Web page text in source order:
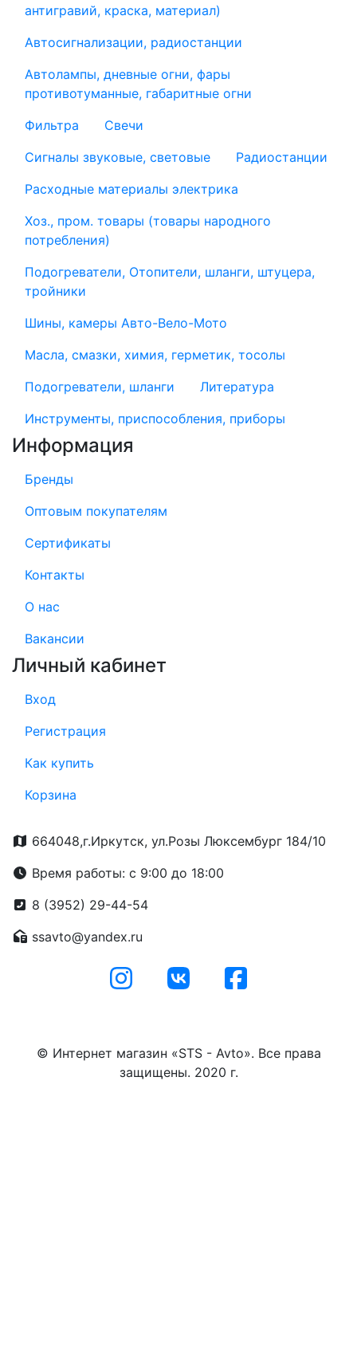
антигравий, краска, материал)
Автосигнализации, радиостанции
Автолампы, дневные огни, фары
противотуманные, габаритные огни
Фильтра
Свечи
Сигналы звуковые, световые
Радиостанции
Расходные материалы электрика
Хоз., пром. товары (товары народного
потребления)
Подогреватели, Отопители, шланги, штуцера,
тройники
Шины, камеры Авто-Вело-Мото
Масла, смазки, химия, герметик, тосолы
Подогреватели, шланги
Литература
Инструменты, приспособления, приборы
Информация
Бренды
Оптовым покупателям
Сертификаты
Контакты
О нас
Вакансии
Личный кабинет
Вход
Регистрация
Как купить
Корзина
664048,г.Иркутск, ул.Розы Люксембург 184/10
Время работы: с 9:00 до 18:00
8 (3952) 29-44-54
ssavto@yandex.ru
© Интернет магазин «STS - Avto». Все права
защищены. 2020 г.